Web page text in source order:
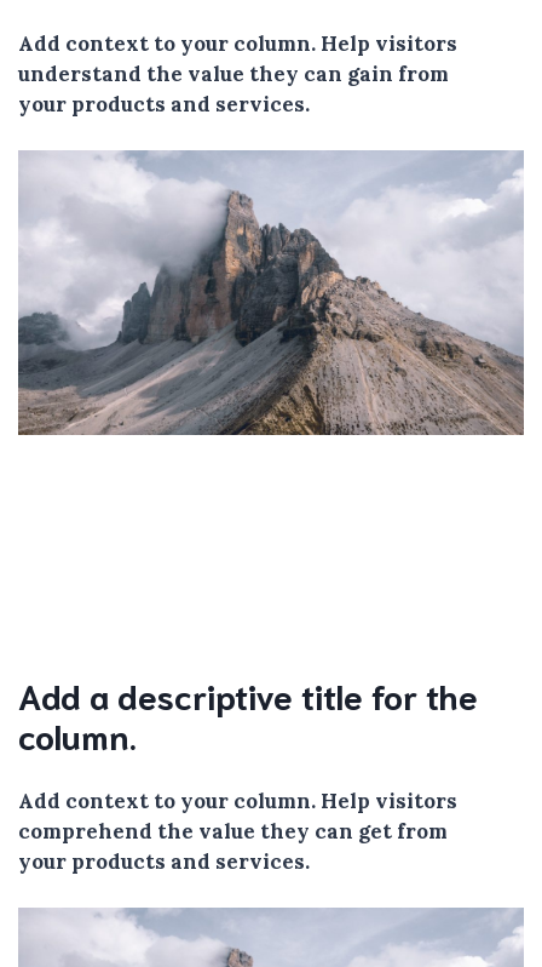
Add context to your column. Help visitors
understand the value they can gain from
your products and services.
Add a descriptive title for the
column.
Add context to your column. Help visitors
comprehend the value they can get from
your products and services.